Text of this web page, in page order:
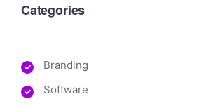
Categories
Branding
Software